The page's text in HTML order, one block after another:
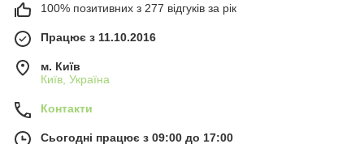
100% позитивних з 277 відгуків за рік
Працює з 11.10.2016
м. Київ
Київ, Україна
Контакти
Сьогодні працює з 09:00 до 17:00